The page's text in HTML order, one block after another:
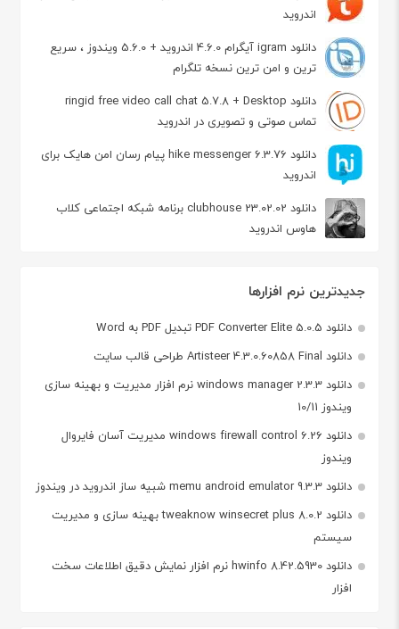
اندروید
دانلود igram آیگرام 4.6.0 اندروید + 5.6.0 ویندوز ، سریع
ترین و امن ترین نسخه تلگرام
دانلود ringid free video call chat 5.7.8 + Desktop
تماس صوتی و تصویری در اندروید
دانلود hike messenger 6.3.76 پیام‌ رسان‌ امن هایک برای
اندروید
دانلود clubhouse 23.02.02 برنامه شبکه اجتماعی کلاب
هاوس اندروید
جدیدترین نرم افزارها
دانلود PDF Converter Elite 5.0.5 تبدیل PDF به Word
دانلود Artisteer 4.3.0.60858 Final طراحی قالب سایت
دانلود windows manager 2.3.3 نرم افزار مدیریت و بهینه سازی
ویندوز 10/11
دانلود windows firewall control 6.26 مدیریت آسان فایروال
ویندوز
دانلود memu android emulator 9.3.3 شبیه ساز اندروید در ویندوز
دانلود tweaknow winsecret plus 8.0.2 بهینه سازی و مدیریت
سیستم
دانلود hwinfo 8.42.5930 نرم افزار نمایش دقیق اطلاعات سخت
افزار